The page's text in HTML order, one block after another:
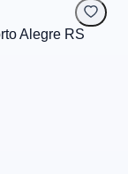
Alegre RS